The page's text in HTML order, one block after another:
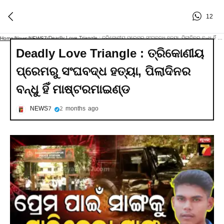
12
Home/News/NEWS7/
Deadly Love Triangle : ତ୍ରିକୋଣୀୟ
ପ୍ରେମରୁ ସଂଘବଦ୍ଧ ହତ୍ୟା, ପିଲାଦିନର
ବନ୍ଧୁ ହିଁ ମାଷ୍ଟରମାଇଣ୍ଡ
NEWS7 2 months ago